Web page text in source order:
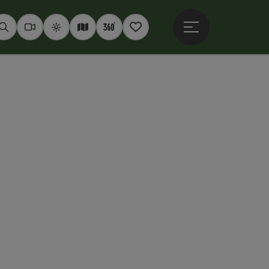
SuchenWebcams
WetterInteraktive Karte
360° Panoramen
Merkzettel